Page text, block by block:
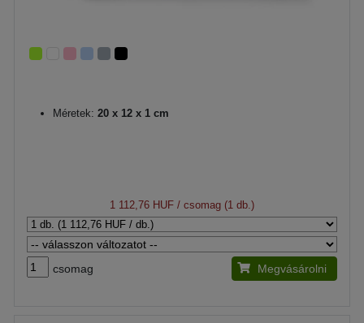
Méretek: 20 x 12 x 1 cm
1 112,76 HUF / csomag (1 db.)
csomag Megvásárolni